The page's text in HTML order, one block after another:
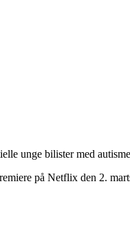
unge bilister med
på Netflix den 2.